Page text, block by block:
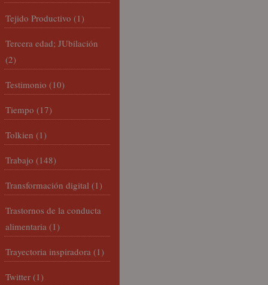
Tejido Productivo (1)
Tercera edad; JUbilación
(2)
Testimonio (10)
Tiempo (17)
Tolkien (1)
Trabajo (148)
Transformación digital (1)
Trastornos de la conducta
alimentaria (1)
Trayectoria inspiradora (1)
Twitter (1)